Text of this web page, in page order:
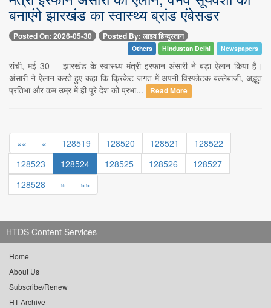
बनाएंगे झारखंड का स्वास्थ्य ब्रांड एंबेसडर
Posted On: 2026-05-30 Posted By: लाइव हिन्दुस्तान
Others Hindustan Delhi Newspapers
रांची, मई 30 -- झारखंड के स्वास्थ्य मंत्री इरफान अंसारी ने बड़ा ऐलान किया है।
अंसारी ने ऐलान करते हुए कहा कि क्रिकेट जगत में अपनी विस्फोटक बल्लेबाजी, अद्भुत
प्रतिभा और कम उम्र में ही पूरे देश को प्रभा...
Read More
«« « 128519 128520 128521
128522
128523
128524 128525 128526
128527
128528
» »»
HTDS Content Services
Home
About Us
Subscribe/Renew
HT Archive